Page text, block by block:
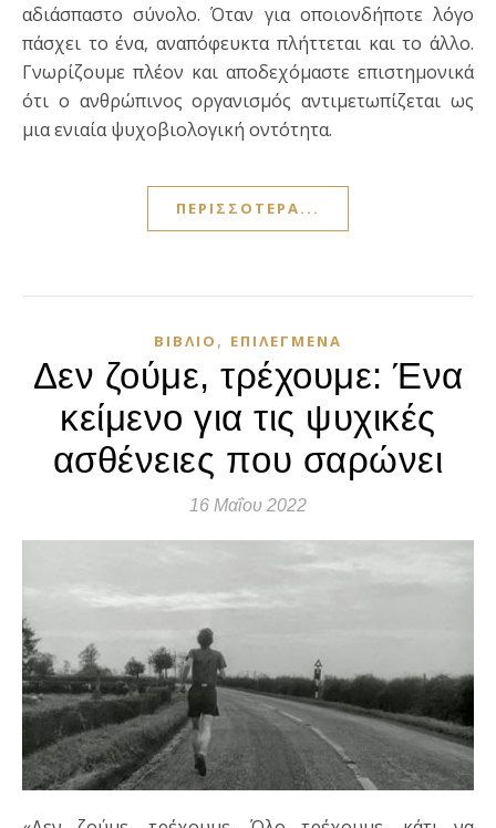
αδιάσπαστο σύνολο. Όταν για οποιονδήποτε λόγο
πάσχει το ένα, αναπόφευκτα πλήττεται και το άλλο.
Γνωρίζουμε πλέον και αποδεχόμαστε επιστημονικά
ότι ο ανθρώπινος οργανισμός αντιμετωπίζεται ως
μια ενιαία ψυχοβιολογική οντότητα.
ΠΕΡΙΣΣΌΤΕΡΑ...
ΒΙΒΛΊΟ , ΕΠΙΛΕΓΜΈΝΑ
Δεν ζούμε, τρέχουμε: Ένα
κείμενο για τις ψυχικές
ασθένειες που σαρώνει
16 Μαΐου 2022